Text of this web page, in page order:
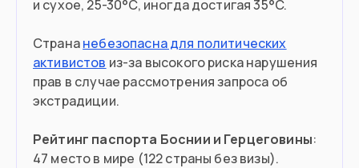
и сухое, 25-30°C, иногда достигая 35°C.
Странанебезопасна для политических
активистов из-за высокого риска нарушения
прав в случае рассмотрения запроса об
экстрадиции.
Рейтинг паспорта Боснии и Герцеговины:
47 место в мире (122 страны без визы).